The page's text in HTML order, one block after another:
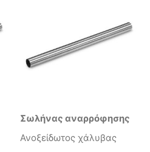
Σωλήνας αναρρόφησης
Ανοξείδωτος χάλυβας